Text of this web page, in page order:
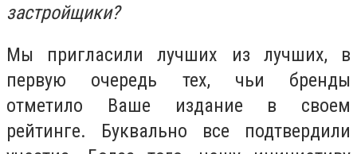
застройщики?
Мы пригласили лучших из лучших, в
первую очередь тех, чьи бренды
отметило Ваше издание в своем
рейтинге. Буквально все подтвердили